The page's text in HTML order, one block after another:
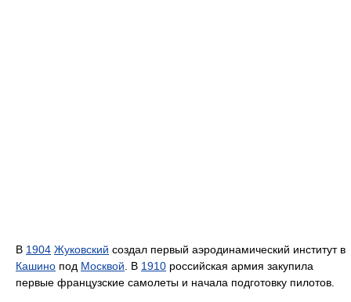
В 1904 Жуковский создал первый аэродинамический институт в
Кашино под Москвой. В 1910 российская армия закупила
первые французские самолеты и начала подготовку пилотов.